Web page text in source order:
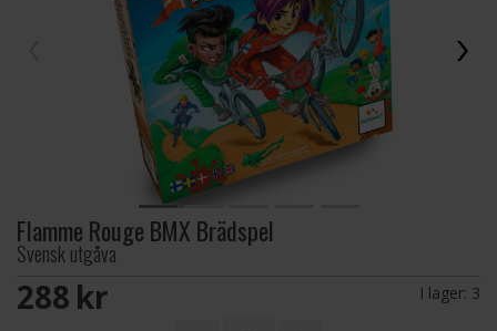
Flamme Rouge BMX Brädspel
Svensk utgåva
288 SEK I lager: 3